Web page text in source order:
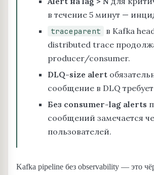
в течение 5 минут —
traceparent
в Kafka
distributed trace
producer/consumer.
DLQ-size alert
сообщение в DLQ
Без consumer-lag alerts
сообщений замечается
пользователей.
Kafka pipeline без observability — это